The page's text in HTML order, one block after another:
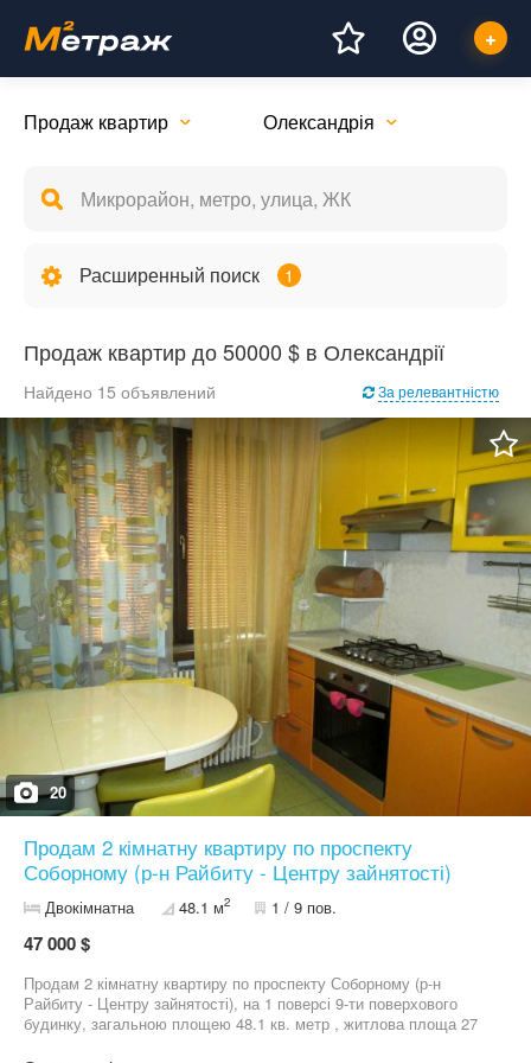
Продаж квартир Олександрія
Расширенный поиск 1
Продаж квартир до 50000 $ в Олександрії
Найдено 15 объявлений За релевантністю
20
Продам 2 кімнатну квартиру по проспекту
Соборному (р-н Райбиту - Центру зайнятості)
Двокімнатна 48.1 м2 1 / 9 пов.
47 000 $
Продам 2 кімнатну квартиру по проспекту Соборному (р-н
Райбиту - Центру зайнятості), на 1 поверсі 9-ти поверхового
будинку, загальною площею 48.1 кв. метр , житлова площа 27